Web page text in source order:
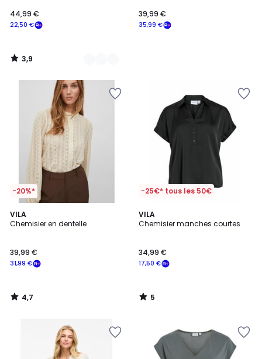
22,50 €
44,99 €
3,9
/
35,99 €
39,99 €
-20%*
VILA
Chemisier en dentelle
31,99 €
39,99 €
4,7
/ 5
4,7
/
-25€* tous les 50€
VILA
Chemisier manches courtes
17,50 €
34,99 €
5
/
5
/